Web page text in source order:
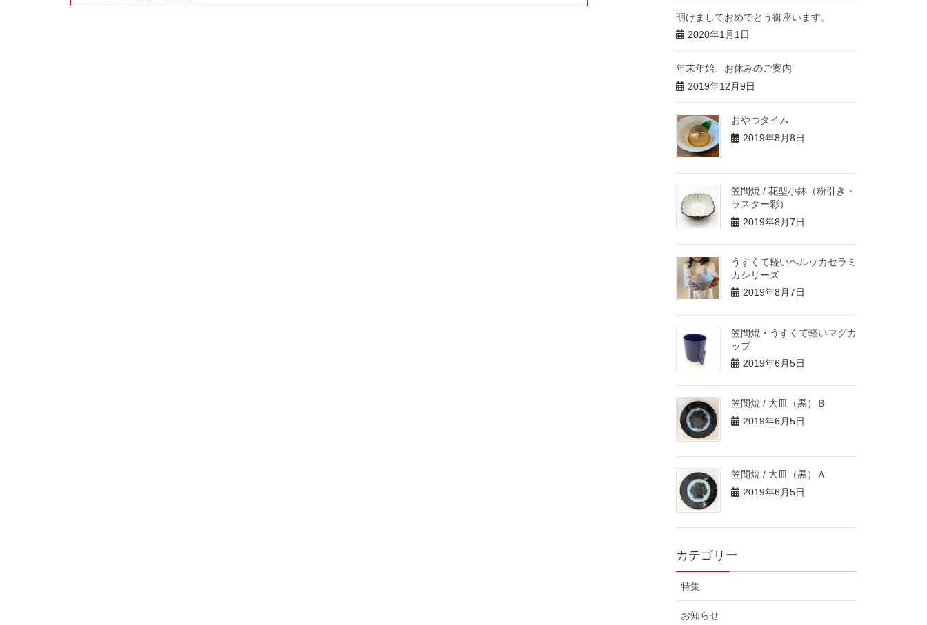
明けましておめでとう御座います。
2020年1月1日
年末年始、お休みのご案内
2019年12月9日
おやつタイム
2019年8月8日
笠間焼 / 花型小鉢（粉引き・
ラスター彩）
2019年8月7日
うすくて軽いヘルッカセラミ
カシリーズ
2019年8月7日
笠間焼・うすくて軽いマグカ
ップ
2019年6月5日
笠間焼 / 大皿（黒）Ｂ
2019年6月5日
笠間焼 / 大皿（黒）Ａ
2019年6月5日
カテゴリー
特集
お知らせ